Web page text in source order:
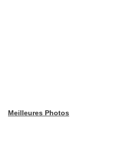
Meilleures Photos